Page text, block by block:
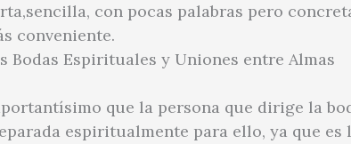
con pocas palabras pero
conveniente.
Bodas Espirituales y Uniones entre Almas
que la persona que dirige la
espiritualmente para ello, ya que